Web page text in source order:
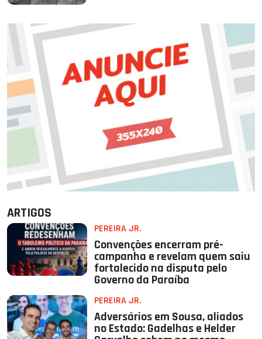
ARTIGOS
PEREIRA JR.
Convenções encerram pré-
campanha e revelam quem saiu
fortalecido na disputa pelo
Governo da Paraíba
PEREIRA JR.
Adversários em Sousa, aliados
no Estado: Gadelhas e Helder